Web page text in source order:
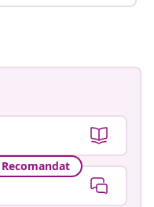
Recomandat